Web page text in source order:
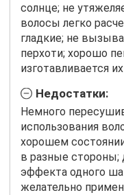
солнце; не
волосы легко
гладкие; не
перхоти; хорошо
изготавливается
Недостатки:
Немного
использования
хорошем
в разные стороны;
эффекта одного
желательно